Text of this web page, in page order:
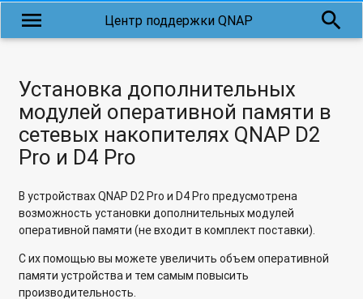
menu Центр поддержки QNAP search
Установка дополнительных
модулей оперативной памяти в
сетевых накопителях QNAP D2
Pro и D4 Pro
В устройствах QNAP D2 Pro и D4 Pro предусмотрена
возможность установки дополнительных модулей
оперативной памяти (не входит в комплект поставки).
С их помощью вы можете увеличить объем оперативной
памяти устройства и тем самым повысить
производительность.